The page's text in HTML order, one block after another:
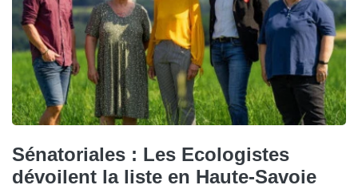
Sénatoriales : Les Ecologistes
dévoilent la liste en Haute-Savoie